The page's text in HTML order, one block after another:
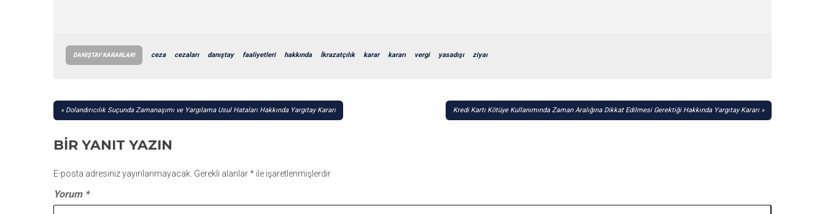
DANIŞTAY KARARLARI ceza cezaları danıştay faaliyetleri hakkında İkrazatçılık karar kararı vergi yasadışı ziyaı
YAZI
Dolandırıcılık Suçunda Zamanaşımı ve Yargılama Usul Hataları Hakkında Yargıtay Kararı Kredi Kartı Kötüye Kullanımında Zaman Aralığına Dikkat Edilmesi Gerektiği Hakkında Yargıtay Kararı
BIR YANIT YAZIN
E-posta adresiniz yayınlanmayacak. Gerekli alanlar* ile işaretlenmişlerdir
Yorum *